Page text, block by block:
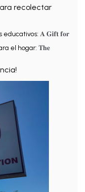
recolectar
educativos: 𝐀 𝐆𝐢𝐟𝐭 𝐟𝐨𝐫
el hogar: 𝐓𝐡𝐞